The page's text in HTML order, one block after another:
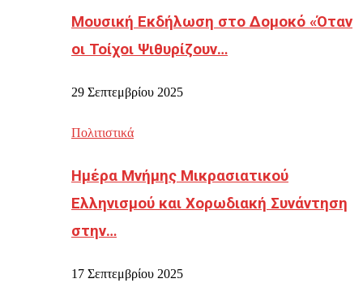
Μουσική Εκδήλωση στο Δομοκό «Όταν
οι Τοίχοι Ψιθυρίζουν…
29 Σεπτεμβρίου 2025
Πολιτιστικά
Ημέρα Μνήμης Μικρασιατικού
Ελληνισμού και Χορωδιακή Συνάντηση
στην…
17 Σεπτεμβρίου 2025